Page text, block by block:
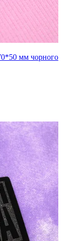
мм чорного